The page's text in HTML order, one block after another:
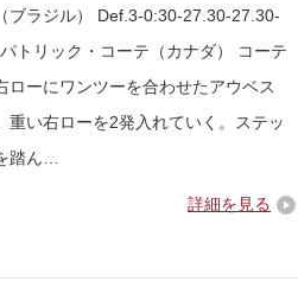
ブラジル） Def.3-0:30-27.30-27.30-
トリック・コーテ（カナダ） コーテ
ローにワンツーを合わせたアウベス
重い右ローを2発入れていく。ステッ
踏ん…
詳細を見る